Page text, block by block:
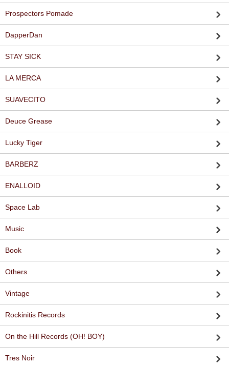
Prospectors Pomade
DapperDan
STAY SICK
LA MERCA
SUAVECITO
Deuce Grease
Lucky Tiger
BARBERZ
ENALLOID
Space Lab
Music
Book
Others
Vintage
Rockinitis Records
On the Hill Records (OH! BOY)
Tres Noir